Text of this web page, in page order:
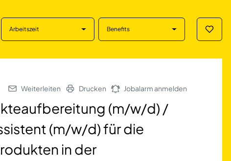
Arbeitszeit Benefits
(m/w/
Weiterleiten Drucken Jobalarm anmelden
(m/w/d) /
(m/w/d) für die
in der